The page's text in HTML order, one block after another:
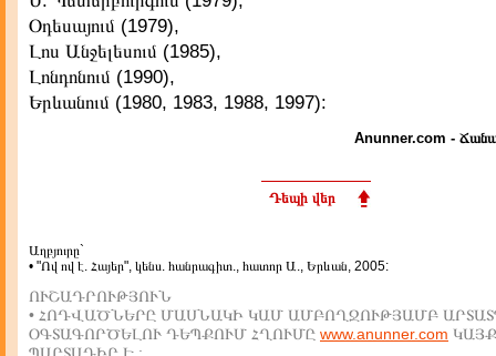
Օդեսայում (1979),
Լոս Անջելեսում (1985),
Լոնդոնում (1990),
Երևանում (1980, 1983, 1988, 1997):
Anunner.com -
Դեպի վեր
Աղբյուրը`
• "Ով ով է. Հայեր", կենս. հանրագիտ., հատոր Ա., Երևան, 2005:
ՈՒՇԱԴՐՈՒԹՅՈՒՆ
• ՀՈԴՎԱԾՆԵՐԸ ՄԱՍՆԱԿԻ ԿԱՄ ԱՄԲՈՂՋՈՒԹՅԱՄԲ
ՕԳՏԱԳՈՐԾԵԼՈՒ ԴԵՊՔՈՒՄ ՀՂՈՒՄԸ www.anunner.com